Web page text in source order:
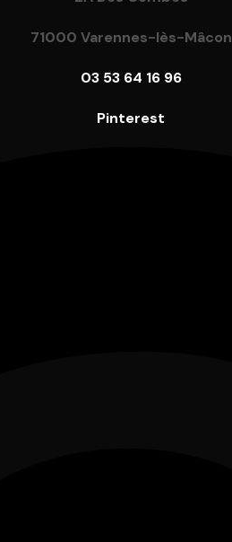
71000 Varennes-lès-Mâcon
03 53 64 16 96
Pinterest